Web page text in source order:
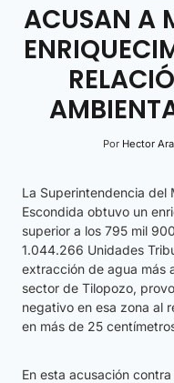
ACUSAN A
Por Hector
La Superintendencia del
Escondida obtuvo un
superior a los 795 mil
1.044.266 Unidades
extracción de agua más
sector de Tilopozo,
negativo en esa zona al
en más de 25
En esta acusación